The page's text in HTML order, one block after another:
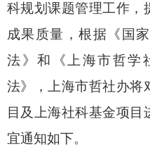
科规划课题管理工作，
成果质量，根据《国
法》和《上海市哲学
法》，上海市哲社办将
目及上海社科基金项目
宜通知如下。